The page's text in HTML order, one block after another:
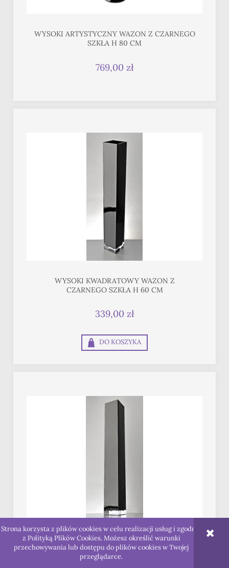
Strona korzysta z plików cookies w celu realizacji usług i zgodnie
z Polityką Plików Cookies. Możesz określić warunki
przechowywania lub dostępu do plików cookies w Twojej
przeglądarce.
WYSOKI ARTYSTYCZNY WAZON Z CZARNEGO
SZKŁA H 80 CM
769,00 zł
WYSOKI KWADRATOWY WAZON Z
CZARNEGO SZKŁA H 60 CM
339,00 zł
DO KOSZYKA
WYSOKI KWADRATOWY WAZON Z
CZARNEGO SZKŁA H 70 CM